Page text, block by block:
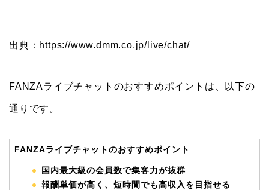
出典：https://www.dmm.co.jp/live/chat/
FANZAライブチャットのおすすめポイントは、以下の
通りです。
FANZAライブチャットのおすすめポイント
国内最大級の会員数で集客力が抜群
報酬単価が高く、短時間でも高収入を目指せる